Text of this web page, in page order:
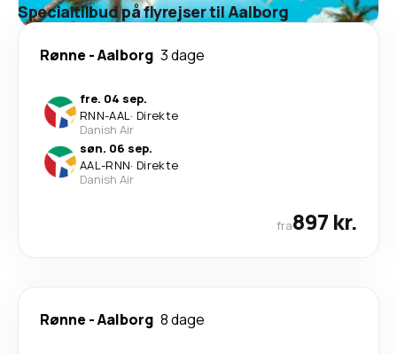
Specialtilbud på flyrejser til Aalborg
Rønne -Aalborg 3 dage
fre. 04 sep.
RNN-AAL· Direkte
Danish Air
søn. 06 sep.
AAL-RNN· Direkte
Danish Air
fra897 kr.
Rønne -Aalborg 8 dage